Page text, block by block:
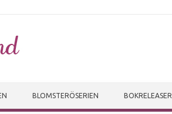
BLOMSTERÖSERIEN BOKRELEASER